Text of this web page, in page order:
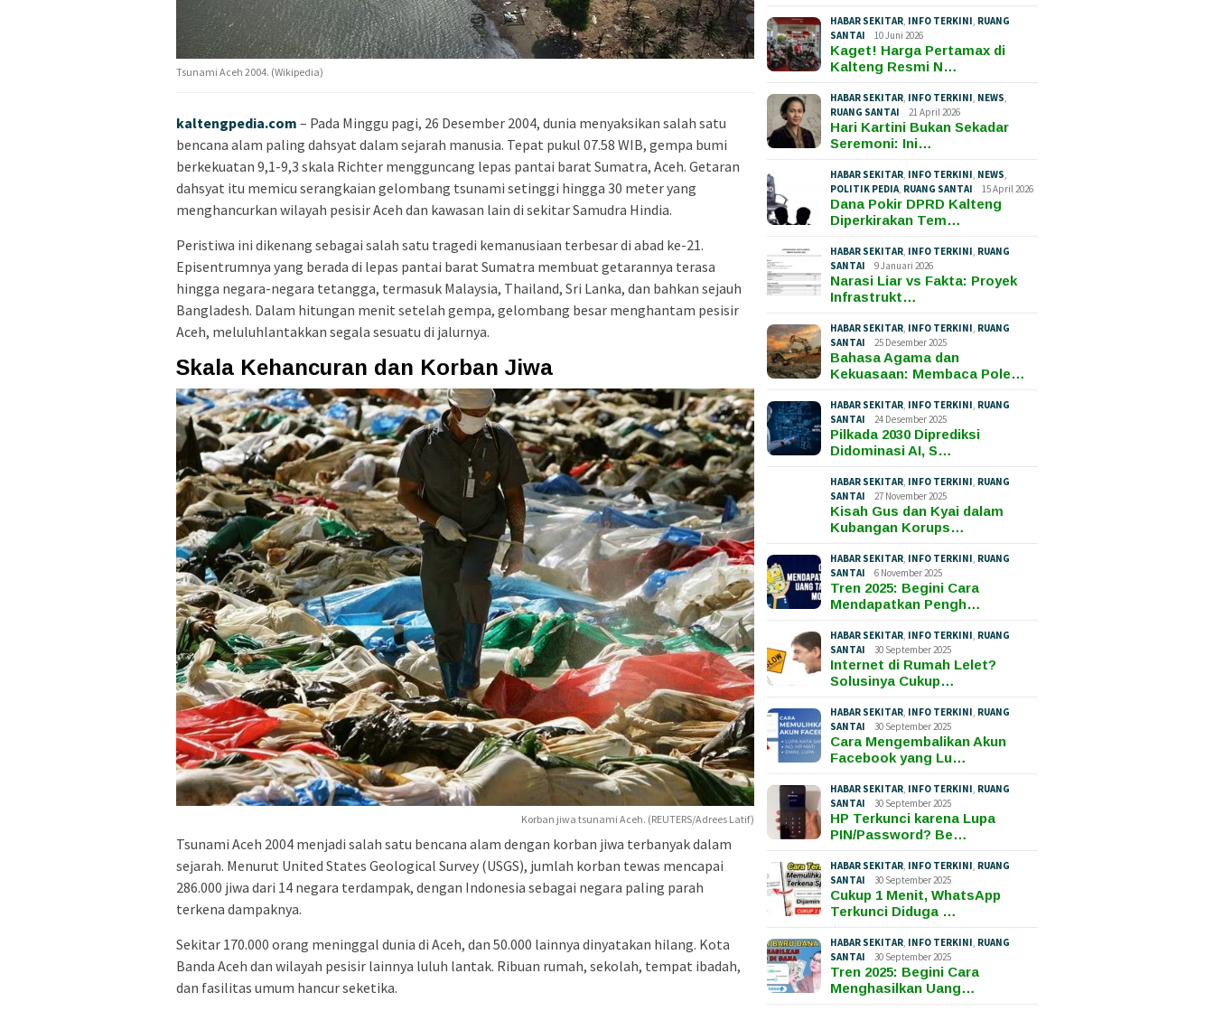
Tsunami Aceh 2004. (Wikipedia)
kaltengpedia.com – Pada Minggu pagi, 26 Desember 2004, dunia menyaksikan salah satu
bencana alam paling dahsyat dalam sejarah manusia. Tepat pukul 07.58 WIB, gempa bumi
berkekuatan 9,1-9,3 skala Richter mengguncang lepas pantai barat Sumatra, Aceh. Getaran
dahsyat itu memicu serangkaian gelombang tsunami setinggi hingga 30 meter yang
menghancurkan wilayah pesisir Aceh dan kawasan lain di sekitar Samudra Hindia.
Peristiwa ini dikenang sebagai salah satu tragedi kemanusiaan terbesar di abad ke-21.
Episentrumnya yang berada di lepas pantai barat Sumatra membuat getarannya terasa
hingga negara-negara tetangga, termasuk Malaysia, Thailand, Sri Lanka, dan bahkan sejauh
Bangladesh. Dalam hitungan menit setelah gempa, gelombang besar menghantam pesisir
Aceh, meluluhlantakkan segala sesuatu di jalurnya.
Skala Kehancuran dan Korban Jiwa
Korban jiwa tsunami Aceh. (REUTERS/Adrees Latif)
Tsunami Aceh 2004 menjadi salah satu bencana alam dengan korban jiwa terbanyak dalam
sejarah. Menurut United States Geological Survey (USGS), jumlah korban tewas mencapai
286.000 jiwa dari 14 negara terdampak, dengan Indonesia sebagai negara paling parah
terkena dampaknya.
Sekitar 170.000 orang meninggal dunia di Aceh, dan 50.000 lainnya dinyatakan hilang. Kota
Banda Aceh dan wilayah pesisir lainnya luluh lantak. Ribuan rumah, sekolah, tempat ibadah,
dan fasilitas umum hancur seketika.
HABAR SEKITAR INFO TERKINI RUANG
SANTAI
10 Juni 2026
Kaget! Harga Pertamax di
Kalteng Resmi N…
HABAR SEKITAR INFO TERKINI NEWS
RUANG SANTAI
21 April 2026
Hari Kartini Bukan Sekadar
Seremoni: Ini…
HABAR SEKITAR INFO TERKINI NEWS
POLITIK PEDIA RUANG SANTAI 15 April 2026
Dana Pokir DPRD Kalteng
Diperkirakan Tem…
HABAR SEKITAR INFO TERKINI RUANG
SANTAI
9 Januari 2026
Narasi Liar vs Fakta: Proyek
Infrastrukt…
HABAR SEKITAR INFO TERKINI RUANG
SANTAI
25 Desember 2025
Bahasa Agama dan
Kekuasaan: Membaca Pole…
HABAR SEKITAR INFO TERKINI RUANG
SANTAI
24 Desember 2025
Pilkada 2030 Diprediksi
Didominasi AI, S…
HABAR SEKITAR INFO TERKINI RUANG
SANTAI
27 November 2025
Kisah Gus dan Kyai dalam
Kubangan Korups…
HABAR SEKITAR INFO TERKINI RUANG
SANTAI
6 November 2025
Tren 2025: Begini Cara
Mendapatkan Pengh…
HABAR SEKITAR INFO TERKINI RUANG
SANTAI
30 September 2025
Internet di Rumah Lelet?
Solusinya Cukup…
HABAR SEKITAR INFO TERKINI RUANG
SANTAI
30 September 2025
Cara Mengembalikan Akun
Facebook yang Lu…
HABAR SEKITAR INFO TERKINI RUANG
SANTAI
30 September 2025
HP Terkunci karena Lupa
PIN/Password? Be…
HABAR SEKITAR INFO TERKINI RUANG
SANTAI
30 September 2025
Cukup 1 Menit, WhatsApp
Terkunci Diduga …
HABAR SEKITAR INFO TERKINI RUANG
SANTAI
30 September 2025
Tren 2025: Begini Cara
Menghasilkan Uang…